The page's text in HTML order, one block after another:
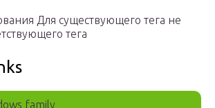
Для существующего тега не
тега
family